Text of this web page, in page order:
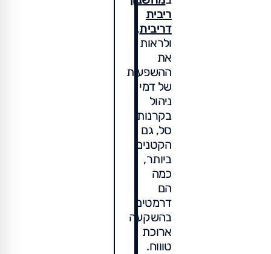
ריבית
דריבית,
ולראות
את
ההשפעות
של דמי
ניהול
בקרנות
סל, גם
הקטנים
ביותר,
כמה
הם
דרמטים
בהשקעה
ארוכת
טוווח.